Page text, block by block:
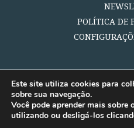
POLÍTICA DE
Este site utiliza cookies para
sobre sua navegação.
Você pode aprender mais sobre
utilizando ou desligá-los